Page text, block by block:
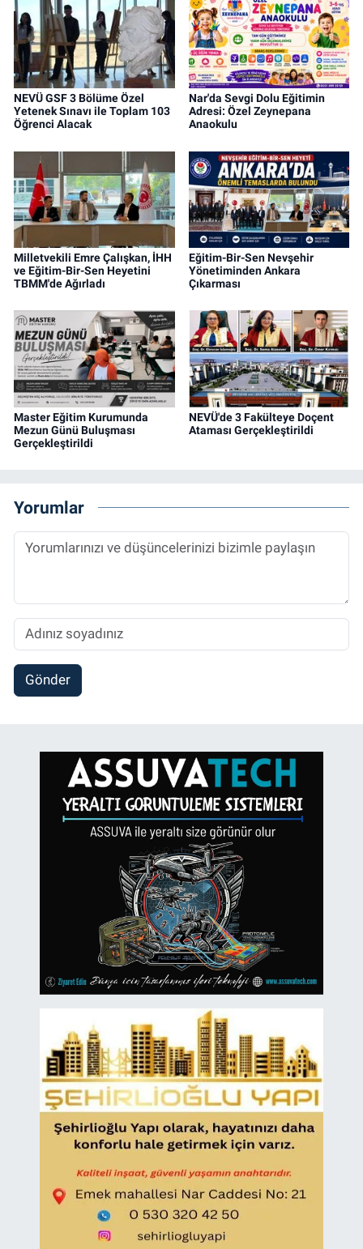
NEVÜ GSF 3 Bölüme Özel
Yetenek Sınavı ile Toplam 103
Öğrenci Alacak
Nar'da Sevgi Dolu Eğitimin
Adresi: Özel Zeynepana
Anaokulu
Milletvekili Emre Çalışkan, İHH
ve Eğitim-Bir-Sen Heyetini
TBMM'de Ağırladı
Eğitim-Bir-Sen Nevşehir
Yönetiminden Ankara
Çıkarması
Master Eğitim Kurumunda
Mezun Günü Buluşması
Gerçekleştirildi
NEVÜ'de 3 Fakülteye Doçent
Ataması Gerçekleştirildi
Yorumlar
Gönder